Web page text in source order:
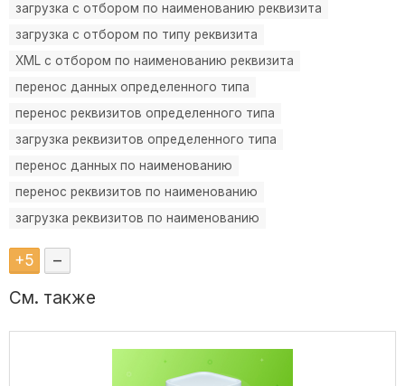
загрузка с отбором по наименованию реквизита
загрузка с отбором по типу реквизита
XML с отбором по наименованию реквизита
перенос данных определенного типа
перенос реквизитов определенного типа
загрузка реквизитов определенного типа
перенос данных по наименованию
перенос реквизитов по наименованию
загрузка реквизитов по наименованию
+5 –
См. также